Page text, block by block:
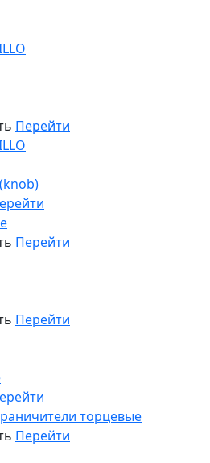
Перейти
Перейти
Перейти
торцевые
Перейти